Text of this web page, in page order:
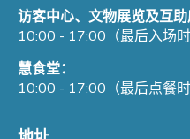
访客中心、文物展览及互助
10:00 - 17:00（最后入场时
慧食堂：
10:00 - 17:00（最后点餐时